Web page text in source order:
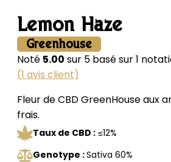
Lemon Haze
Greenhouse
Noté 5.00 sur 5 basé sur1
(1 avis client)
Fleur de CBD GreenHouse aux
frais.
Taux de CBD : ≤12%
Genotype :Sativa 60%